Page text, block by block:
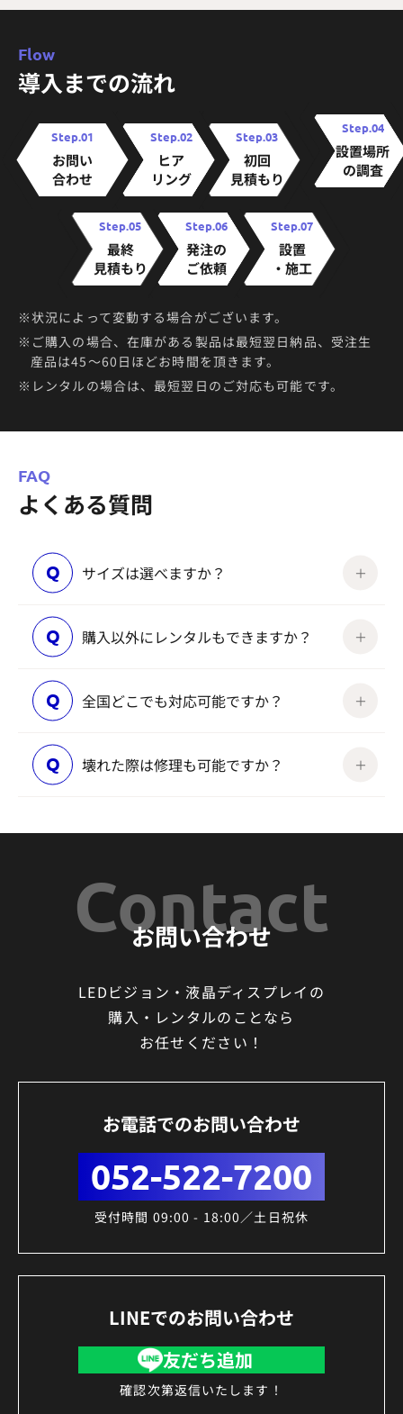
Flow
導入までの流れ
Step.01
お問い
合わせ
Step.02
ヒア
リング
Step.03
初回
見積もり
Step.04
設置場所
の調査
Step.05
最終
見積もり
Step.06
発注の
ご依頼
Step.07
設置
・施工
※状況によって変動する場合がございます。
※ご購入の場合、在庫がある製品は最短翌日納品、受注生
産品は45〜60日ほどお時間を頂きます。
※レンタルの場合は、最短翌日のご対応も可能です。
FAQ
よくある質問
Q サイズは選べますか？
Q 購入以外にレンタルもできますか？
Q 全国どこでも対応可能ですか？
Q 壊れた際は修理も可能ですか？
Contact
お問い合わせ
LEDビジョン・液晶ディスプレイの
購入・レンタルのことなら
お任せください！
お電話でのお問い合わせ
052-522-7200
受付時間 09:00 - 18:00／土日祝休
LINEでのお問い合わせ
友だち追加
確認次第返信いたします！